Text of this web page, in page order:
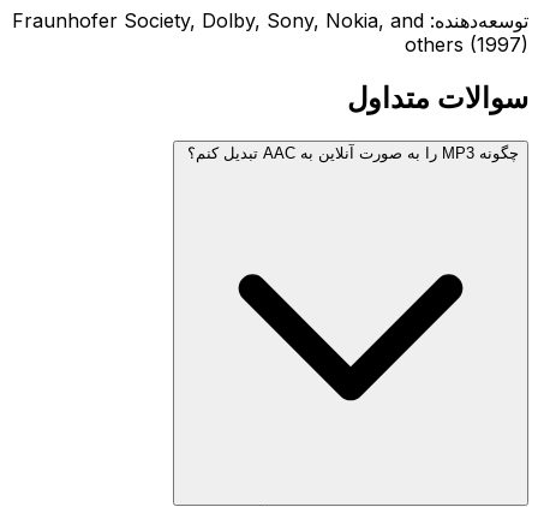
توسعه‌دهنده: Fraunhofer Society, Dolby, Sony, Nokia, and
others (1997)
سوالات متداول
چگونه MP3 را به صورت آنلاین به AAC تبدیل کنم؟